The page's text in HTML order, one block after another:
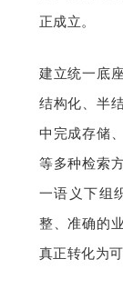
正成立。
建立统一底
结构化、半
中完成存储
等多种检索
一语义下组
整、准确的
真正转化为